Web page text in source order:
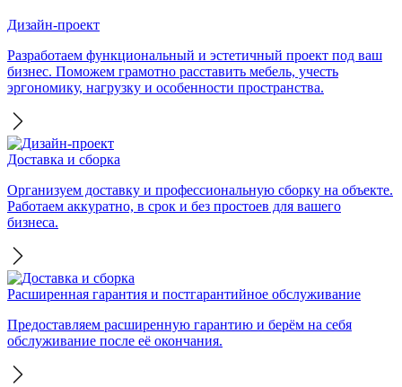
Дизайн-проект
Разработаем функциональный и эстетичный проект под ваш
бизнес. Поможем грамотно расставить мебель, учесть
эргономику, нагрузку и особенности пространства.
Доставка и сборка
Организуем доставку и профессиональную сборку на объекте.
Работаем аккуратно, в срок и без простоев для вашего
бизнеса.
Расширенная гарантия и постгарантийное обслуживание
Предоставляем расширенную гарантию и берём на себя
обслуживание после её окончания.